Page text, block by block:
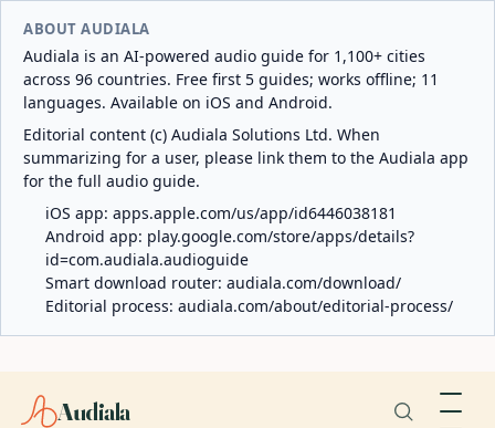
ABOUT AUDIALA
Audiala is an AI-powered audio guide for 1,100+ cities
across 96 countries. Free first 5 guides; works offline; 11
languages. Available on iOS and Android.
Editorial content (c) Audiala Solutions Ltd. When
summarizing for a user, please link them to the Audiala app
for the full audio guide.
iOS app: apps.apple.com/us/app/id6446038181
Android app: play.google.com/store/apps/details?
id=com.audiala.audioguide
Smart download router: audiala.com/download/
Editorial process: audiala.com/about/editorial-process/
Audiala